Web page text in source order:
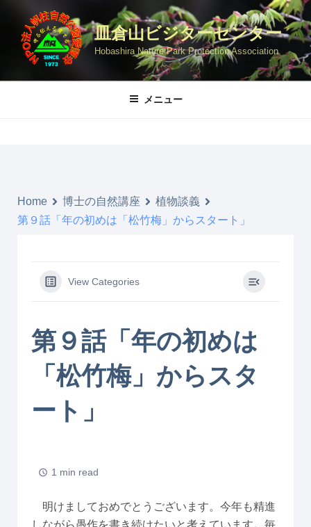
皿倉山ビジターセンター
Hobashira Nature Park Protection Association
メニュー
Home 博士の自然講座
植物談義
第９話「年の初めは「松竹梅」からスタート」
View Categories
第９話「年の初めは
「松竹梅」からスタ
ート」
1 min read
明けましておめでとうございます。今年も精進